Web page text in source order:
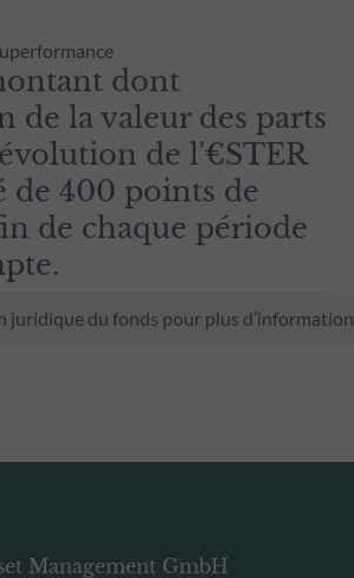
dont
de la valeur des parts
de l'€STER
de 400 points de
de chaque période
du fonds pour plus d’information.
Management GmbH